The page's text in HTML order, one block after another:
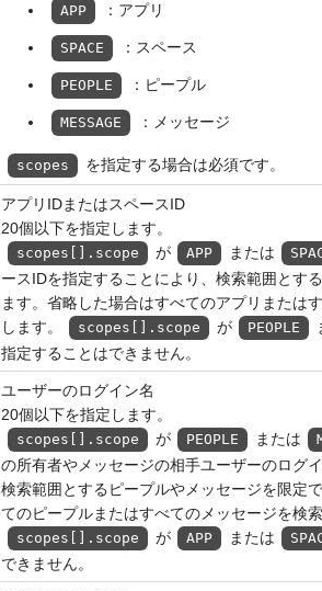
APP ：アプリ
SPACE ：スペース
PEOPLE ：ピープル
MESSAGE ：メッセージ
scopes を指定する場合は必須です。
アプリIDまたはスペースID
20個以下を指定します。
scopes[].scope が APP または
ースIDを指定することにより、検索範囲とす
ます。省略した場合はすべてのアプリまたは
します。
scopes[].scope が PEOPLE
指定することはできません。
ユーザーのログイン名
20個以下を指定します。
scopes[].scope が PEOPLE または
の所有者やメッセージの相手ユーザーのログ
検索範囲とするピープルやメッセージを限定
てのピープルまたはすべてのメッセージを検索
scopes[].scope が APP または
できません。